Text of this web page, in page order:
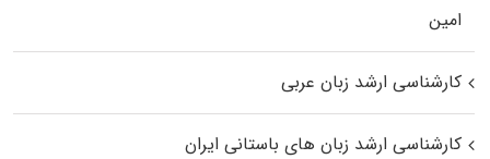
اﻣﻴﻦ
کارشناسی ارشد زبان عربی
کارشناسی ارشد زبان‌ های باستانی ایران